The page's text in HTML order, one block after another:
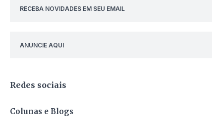
RECEBA NOVIDADES EM SEU EMAIL
ANUNCIE AQUI
Redes sociais
Colunas e Blogs